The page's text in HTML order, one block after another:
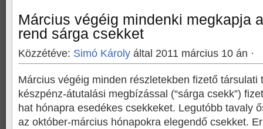
Március végéig mindenki megkapja
rend sárga csekket
Közzétéve: Simó Károly által 2011 március 10 án ·
Március végéig minden részletekben fizető társulati
készpénz-átutalási megbízással (“sárga csekk”)
hat hónapra esedékes csekkeket. Legutóbb tavaly
az október-március hónapokra elegendő csekket.